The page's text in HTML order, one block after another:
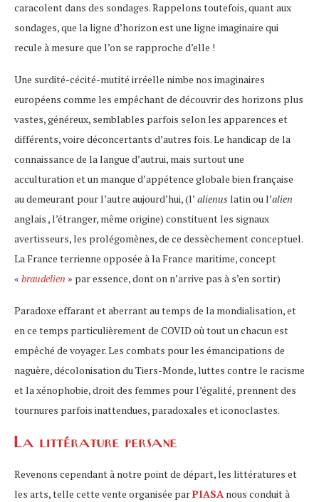
caracolent dans des sondages. Rappelons toutefois, quant aux
sondages, que la ligne d’horizon est une ligne imaginaire qui
recule à mesure que l’on se rapproche d’elle !
Une surdité-cécité-mutité irréelle nimbe nos imaginaires
européens comme les empêchant de découvrir des horizons plus
vastes, généreux, semblables parfois selon les apparences et
différents, voire déconcertants d’autres fois. Le handicap de la
connaissance de la langue d’autrui, mais surtout une
acculturation et un manque d’appétence globale bien française
au demeurant pour l’autre aujourd’hui, (l’ alienuslatin ou l’alien
anglais , l’étranger, même origine) constituent les signaux
avertisseurs, les prolégomènes, de ce dessèchement conceptuel.
La France terrienne opposée à la France maritime, concept
« braudelien » par essence, dont on n’arrive pas à s’en sortir)
Paradoxe effarant et aberrant au temps de la mondialisation, et
en ce temps particulièrement de COVID où tout un chacun est
empêché de voyager. Les combats pour les émancipations de
naguère, décolonisation du Tiers-Monde, luttes contre le racisme
et la xénophobie, droit des femmes pour l’égalité, prennent des
tournures parfois inattendues, paradoxales et iconoclastes.
La littérature persane
Revenons cependant à notre point de départ, les littératures et
les arts, telle cette vente organisée parPIASAnous conduit à